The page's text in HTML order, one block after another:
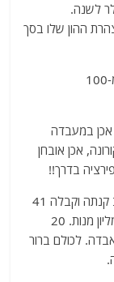
ההון שלו בסך
*- יוון- ערש הדמוקרטיה אוסרת הפגנות עם יותר מ-100
אכן במעבדה
אכן אובחן
בדרך!!
*- היה צפוי כמו הזריחה של מחר. ממשלת ארה'ב קנתה וקבלה 41
מליון מנות חיסון , ועל פי הרשומות הוזרקו רק 21 מליון מנות. 20
לכולם ברור